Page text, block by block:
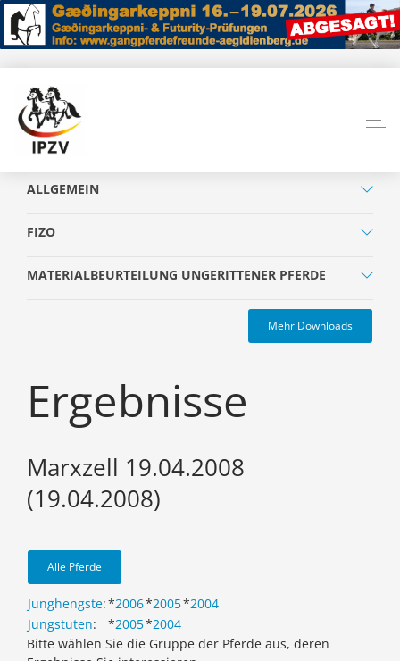
ALLGEMEIN
FIZO
MATERIALBEURTEILUNG UNGERITTENER PFERDE
Mehr Downloads
Ergebnisse
Marxzell 19.04.2008
(19.04.2008)
Alle Pferde
Junghengste:*2006*2005*2004
Jungstuten: *2005*2004
Bitte wählen Sie die Gruppe der Pferde aus, deren